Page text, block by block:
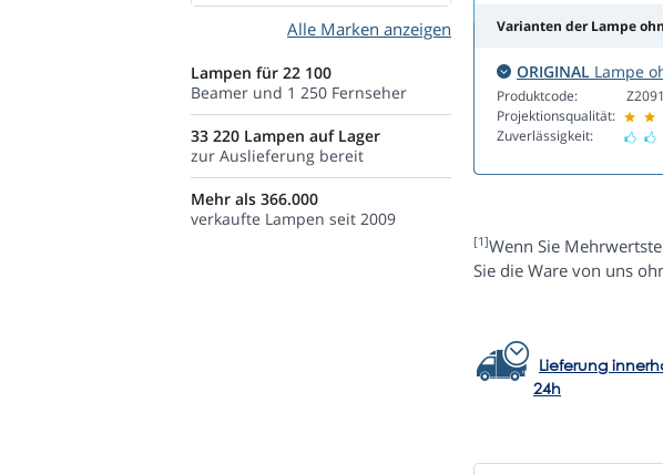
Varianten der Lampe
ORIGINAL Lampe
Produktcode:
Projektionsqualität:
Zuverlässigkeit:
[1]Wenn Sie
Sie die Ware von uns
Lieferung
24h
Alle Marken anzeigen
Lampen für 22 100
Beamer und 1 250 Fernseher
33 220 Lampen auf Lager
zur Auslieferung bereit
Mehr als 366.000
verkaufte Lampen seit 2009